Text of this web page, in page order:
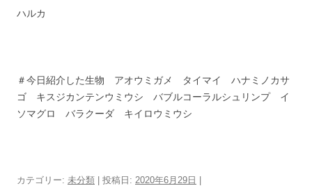
ハルカ
＃今日紹介した生物 アオウミガメ タイマイ ハナミノカサ
ゴ キスジカンテンウミウシ バブルコーラルシュリンプ イ
ソマグロ バラクーダ キイロウミウシ
カテゴリー: 未分類 | 投稿日: 2020年6月29日